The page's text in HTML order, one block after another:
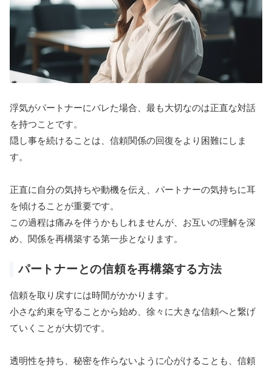
浮気がパートナーにバレた場合、最も大切なのは正直な対話
を持つことです。
隠し事を続けることは、信頼関係の回復をより困難にしま
す。
正直に自分の気持ちや動機を伝え、パートナーの気持ちに耳
を傾けることが重要です。
この過程は痛みを伴うかもしれませんが、お互いの理解を深
め、関係を再構築する第一歩となります。
パートナーとの信頼を再構築する方法
信頼を取り戻すには時間がかかります。
小さな約束を守ることから始め、徐々に大きな信頼へと繋げ
ていくことが大切です。
透明性を持ち、秘密を作らないように心がけることも、信頼